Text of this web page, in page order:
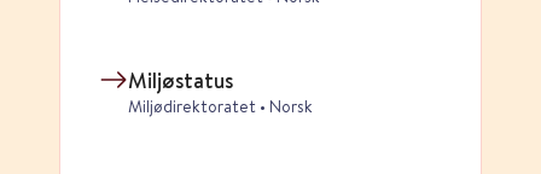
Miljøstatus
Miljødirektoratet • Norsk